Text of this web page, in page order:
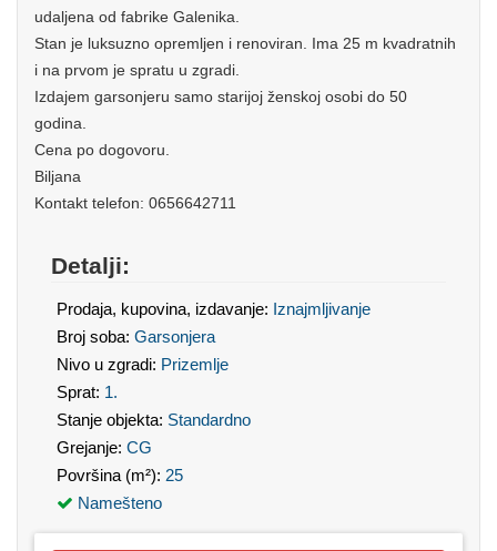
udaljena od fabrike Galenika.
Stan je luksuzno opremljen i renoviran. Ima 25 m kvadratnih
i na prvom je spratu u zgradi.
Izdajem garsonjeru samo starijoj ženskoj osobi do 50
godina.
Cena po dogovoru.
Biljana
Kontakt telefon: 0656642711
Detalji:
Prodaja, kupovina, izdavanje: Iznajmljivanje
Broj soba: Garsonjera
Nivo u zgradi: Prizemlje
Sprat: 1.
Stanje objekta: Standardno
Grejanje: CG
Površina (m²): 25
Namešteno